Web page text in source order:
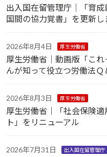
出入国在留管理庁｜「育
国間の協力覚書」を更新し
2026年8月4日 厚生労働省
厚生労働省｜動画版「これ
んが知って役立つ労働法Ｑ
2026年8月3日 厚生労働省
厚生労働省｜「社会保険適
ト」をリニューアル
2026年7月31日 出入国在留管理庁